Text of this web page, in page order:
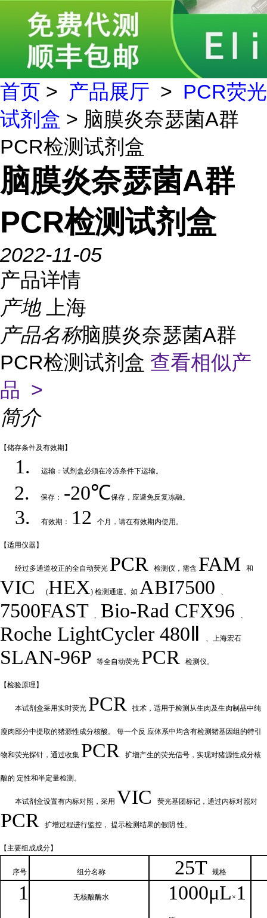
首页 > 产品展厅 > PCR荧光
试剂盒 > 脑膜炎奈瑟菌A群
PCR检测试剂盒
脑膜炎奈瑟菌A群
PCR检测试剂盒
2022-11-05
产品详情
产地
上海
产品名称脑膜炎奈瑟菌A群
PCR检测试剂盒 查看相似产
品 >
简介
【储存条件及有效期】
1.运输：试剂盒必须在冷冻条件下运输。
2.保存： -20℃保存，应避免反复冻融。
3. 有效期： 12 个月，请在有效期内使用 。
【适用仪器】
经过多通道校正的全自动荧光 PCR 检测仪，需含 FAM 和
VIC(HEX) 检测通道。如ABI7500 、
7500FAST 、 Bio-Rad CFX96 、
Roche LightCycler 480Ⅱ 、上海宏石
SLAN-96P等全自动荧光 PCR检测仪。
【检验原理】
本试剂盒采用实时荧光 PCR 技术，适用于检测从生肉及生肉制品中纯
瘦肉部分中提取的猪源性成分核酸。 每一个反 应体系中均含有检测猪基因组的特引
物和荧光探针，通过收集 PCR 扩增产生的荧光信号，实现对猪源性成分核
酸的 定性和半定量检测。
本试剂盒设置有内标对照，采用 VIC 荧光基团标记，通过内标对照对
PCR 扩增过程进行监控， 提示检测结果的假阴 性。
【主要组 成成分】
序号 组分名称 25T 规格
1 无核酸酶水 1000μL × 1